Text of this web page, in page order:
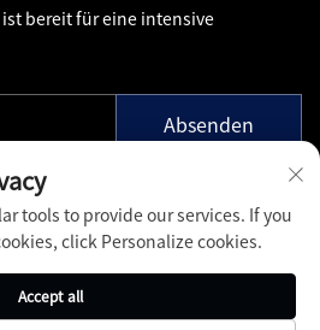
bereit für eine intensive
Absenden
Chuangfu Technology Co., Ltd.
Datenschutzrichtlinie
tools to provide our services. If you
click Personalize cookies.
Accept all